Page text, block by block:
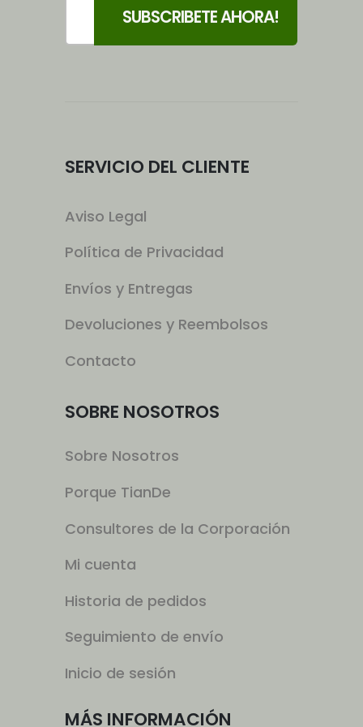
SERVICIO DEL CLIENTE
Aviso Legal
Política de Privacidad
Envíos y Entregas
Devoluciones y Reembolsos
Contacto
SOBRE NOSOTROS
Sobre Nosotros
Porque TianDe
Consultores de la Corporación
Mi cuenta
Historia de pedidos
Seguimiento de envío
Inicio de sesión
MÁS INFORMACIÓN